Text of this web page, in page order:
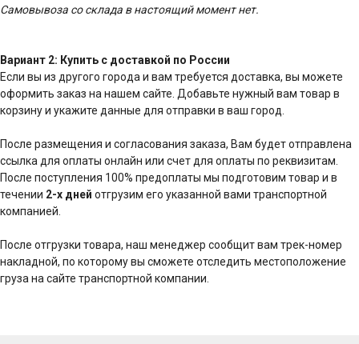
Самовывоза со склада в настоящий момент нет.
Вариант 2: Купить с доставкой по России
Если вы из другого города и вам требуется доставка, вы можете
оформить заказ на нашем сайте. Добавьте нужный вам товар в
корзину и укажите данные для отправки в ваш город.
После размещения и согласования заказа, Вам будет отправлена
ссылка для оплаты онлайн или счет для оплаты по реквизитам.
После поступления 100% предоплаты мы подготовим товар и в
течении 2-х дней отгрузим его указанной вами транспортной
компанией.
После отгрузки товара, наш менеджер сообщит вам трек-номер
накладной, по которому вы сможете отследить местоположение
груза на сайте транспортной компании.